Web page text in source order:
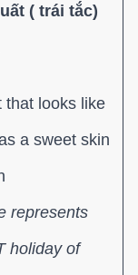
( trái tắc)
that looks like
a sweet skin
represents
holiday of